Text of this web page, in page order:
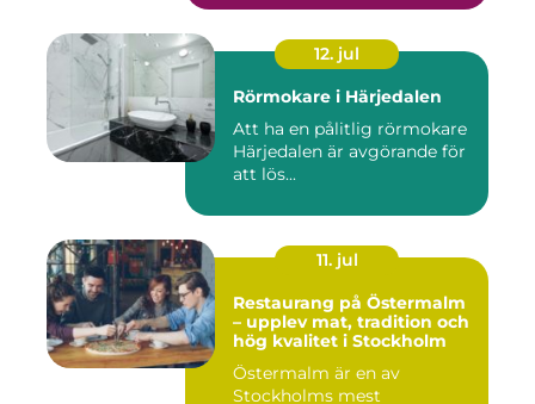
12. jul
Rörmokare i Härjedalen
Att ha en pålitlig rörmokare
Härjedalen är avgörande för
att lös...
11. jul
Restaurang på Östermalm
– upplev mat, tradition och
hög kvalitet i Stockholm
Östermalm är en av
Stockholms mest